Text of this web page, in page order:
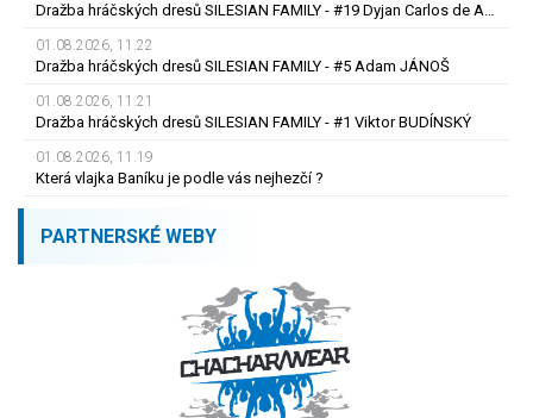
Dražba hráčských dresů SILESIAN FAMILY - #19 Dyjan Carlos de AZEVEDO
01.08.2026, 11.22
Dražba hráčských dresů SILESIAN FAMILY - #5 Adam JÁNOŠ
01.08.2026, 11.21
Dražba hráčských dresů SILESIAN FAMILY - #1 Viktor BUDÍNSKÝ
01.08.2026, 11.19
Která vlajka Baníku je podle vás nejhezčí ?
PARTNERSKÉ WEBY